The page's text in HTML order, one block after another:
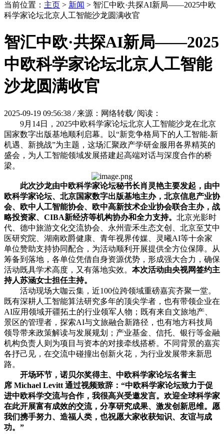
当前位置： 主页 > 新闻 > 智汇中欧·共探AI新局——2025中欧
科学家论坛北京人工智能沙龙圆满收官
智汇中欧·共探AI新局——2025
中欧科学家论坛北京人工智能
沙龙圆满收官
2025-09-19 09:56:38 / 来源：网络转载/ 阅读：
9月14日，2025中欧科学家论坛北京人工智能沙龙在北京
国家数字出版基地顺利启幕。以“新竞争格局下的人工智能-新
机遇、新挑战”为主题，这场汇聚政产学研金服用各界精英的
盛会，为人工智能领域发展搭建起高端对话与深度合作的桥
梁。
此次沙龙由中欧科学家论坛秘书长肖灵艳主要发起，由中
欧科学家论坛、北京国家数字出版基地主办，北京信息产业协
会、欧中人工智能协会、欧中高新技术企业协会联合主办，战
略投资家、 CIBA新经济等机构协办和全力支持。 北京光影时
代、德中旅游文化交流协会、永州壹禾生态文创、北京至艾中
医研究院、湖南欧爵健康、青年视界传媒、灵曦AI等十余家
单位赞助支持协同配合，为活动顺利开展提供全方位保障。从
筹备到落地，各单位凭借自身资源优势，形成强大合力，确保
活动既具学术高度，又有落地实效。 本次活动由央视网签约主
持人苏涵女士担任主持。
活动现场大咖云集，近100位跨领域重磅嘉宾齐聚一堂。
既有深耕人工智能算法研究多年的顶尖学者，也有带领企业在
AI应用领域开疆拓土的行业领军人物；既有来自文旅地产、
景区的管理者，探索AI与文旅融合新路径，也有地方科技局
领导带来政策解读与发展规划；产业基金、信托、银行等金融
机构负责人则为项目与资本的对接牵线搭桥。不同背景的嘉宾
各抒己见，在交流中碰撞出创新火花，为行业发展带来新思
路。
开场环节， 诺贝尔奖得主、中欧科学家论坛名誉主
席 Michael Levitt 通过视频致辞：“中欧科学家论坛致力于促
进中欧科学交流与合作，我很高兴受邀发言。欢迎全球科学家
在此开展富有成效的交流，分享研究成果、激发创新思维。愿
我们携手努力、造福人类，也祝愿大家收获知识、友谊与成
功。”